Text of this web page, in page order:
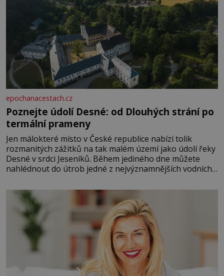
epochanacestach.cz
Poznejte údolí Desné: od Dlouhých strání po
termální prameny
Jen málokteré místo v České republice nabízí tolik
rozmanitých zážitků na tak malém území jako údolí řeky
Desné v srdci Jeseníků. Během jediného dne můžete
nahlédnout do útrob jedné z nejvýznamnějších vodních
se na koloběžce a den zakončit poznáváním památek ve
Velkých Losinách nebo v termálním